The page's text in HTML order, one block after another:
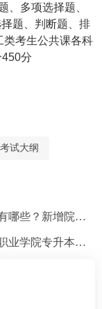
、多项选择题、
题、判断题、排
类考生公共课各科
450分
试大纲
2021年贵州省专升本招生院校有哪些？新增院校有哪些？
成都医学院对口四川国际标榜职业学院专升本招生专业